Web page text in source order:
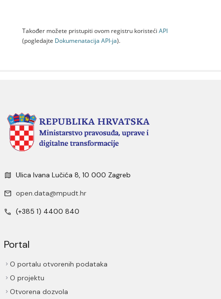
Također možete pristupiti ovom registru koristeći API
(pogledajte Dokumenаtаcijа API-jа).